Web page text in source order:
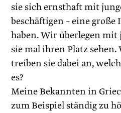
sie sich ernsthaft mit
beschäftigen – eine
haben. Wir überlegen mit
sie mal ihren Platz sehen.
treiben sie dabei an,
es?
Meine Bekannten in
zum Beispiel ständig zu